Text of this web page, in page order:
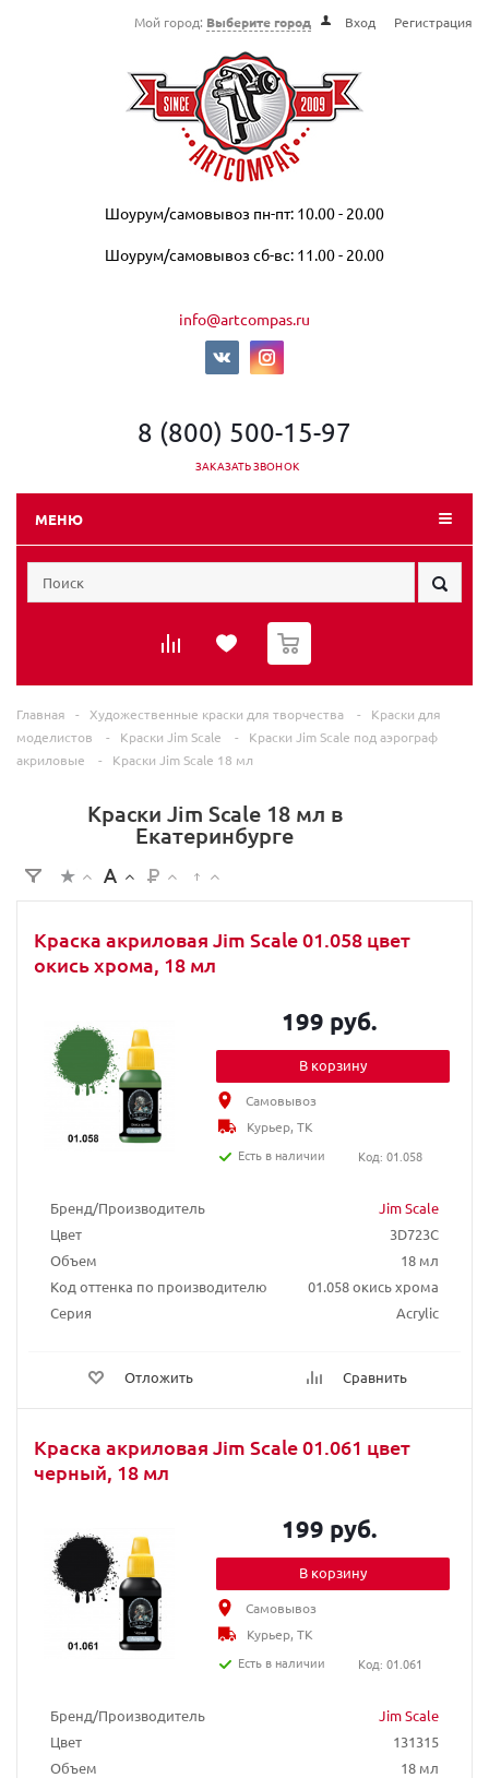
Мой город: Выберите город Вход Регистрация
Шоурум/самовывоз пн-пт: 10.00 - 20.00
Шоурум/самовывоз сб-вс: 11.00 - 20.00
info@artcompas.ru
8 (800) 500-15-97
ЗАКАЗАТЬ ЗВОНОК
МЕНЮ
0
Главная - Художественные краски для творчества -
Краски для
моделистов
- Краски Jim Scale -
Краски Jim Scale под аэрограф
акриловые
- Краски Jim Scale 18 мл
Краски Jim Scale 18 мл в
Екатеринбурге
Краска акриловая Jim Scale 01.058 цвет
окись хрома, 18 мл
Бренд/Производитель
Jim Scale
Цвет
3D723C
Объем
18 мл
Код оттенка по производителю
01.058 окись хрома
Серия
Acrylic
Отложить Сравнить
199 руб.
В корзину
Самовывоз
Курьер, ТК
Есть в наличии
Код: 01.058
Краска акриловая Jim Scale 01.061 цвет
черный, 18 мл
Бренд/Производитель
Jim Scale
Цвет
131315
Объем
18 мл
199 руб.
В корзину
Самовывоз
Курьер, ТК
Есть в наличии
Код: 01.061